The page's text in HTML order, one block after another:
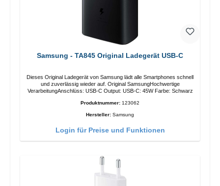
Samsung - TA845 Original Ladegerät USB-C
Dieses Original Ladegerät von Samsung lädt alle Smartphones schnell
und zuverlässig wieder auf. Original SamsungHochwertige
VerarbeitungAnschlüss: USB-C Output: USB-C: 45W Farbe: Schwarz
Produktnummer: 123062
Hersteller: Samsung
Login für Preise und Funktionen